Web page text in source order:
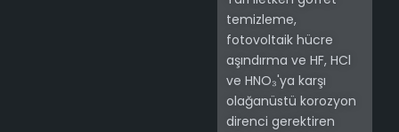
temizleme,
fotovoltaik hücre
aşındırma ve HF, HCl
ve HNO₃'ya karşı
olağanüstü korozyon
direnci gerektiren